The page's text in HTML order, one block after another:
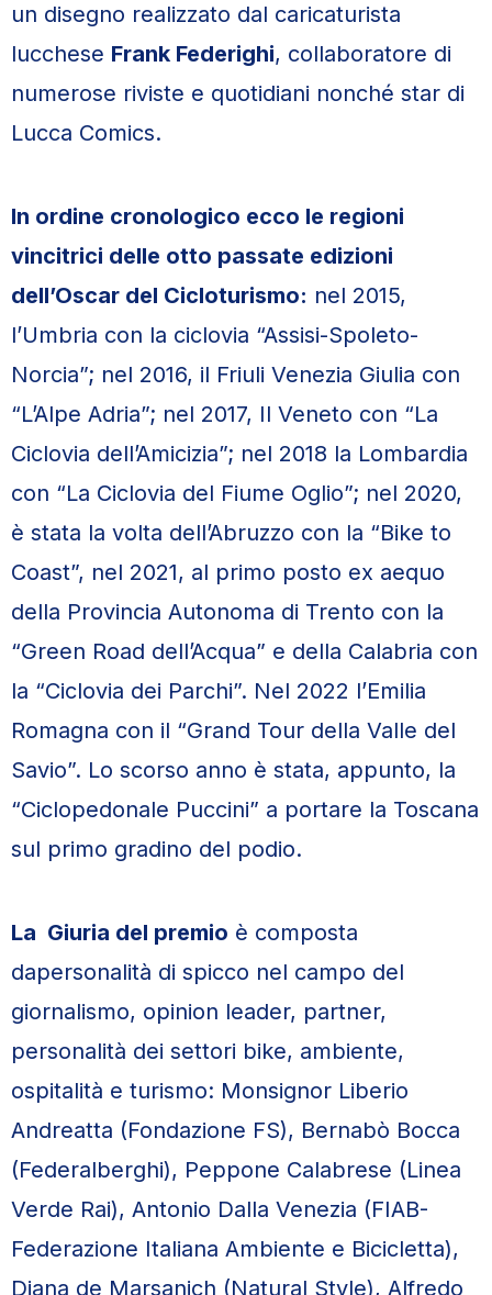
un disegno realizzato dal caricaturista
lucchese Frank Federighi, collaboratore di
numerose riviste e quotidiani nonché star di
Lucca Comics.
In ordine cronologico ecco le regioni
vincitrici delle otto passate edizioni
dell’Oscar del Cicloturismo: nel 2015,
l’Umbria con la ciclovia “Assisi-Spoleto-
Norcia”; nel 2016, il Friuli Venezia Giulia con
“L’Alpe Adria”; nel 2017, Il Veneto con “La
Ciclovia dell’Amicizia”; nel 2018 la Lombardia
con “La Ciclovia del Fiume Oglio”; nel 2020,
è stata la volta dell’Abruzzo con la “Bike to
Coast”, nel 2021, al primo posto ex aequo
della Provincia Autonoma di Trento con la
“Green Road dell’Acqua” e della Calabria con
la “Ciclovia dei Parchi”. Nel 2022 l’Emilia
Romagna con il “Grand Tour della Valle del
Savio”. Lo scorso anno è stata, appunto, la
“Ciclopedonale Puccini” a portare la Toscana
sul primo gradino del podio.
La Giuria del premio è composta
dapersonalità di spicco nel campo del
giornalismo, opinion leader, partner,
personalità dei settori bike, ambiente,
ospitalità e turismo: Monsignor Liberio
Andreatta (Fondazione FS), Bernabò Bocca
(Federalberghi), Peppone Calabrese (Linea
Verde Rai), Antonio Dalla Venezia (FIAB-
Federazione Italiana Ambiente e Bicicletta),
Diana de Marsanich (Natural Style), Alfredo